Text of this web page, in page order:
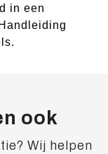
in een
ook
Wij helpen